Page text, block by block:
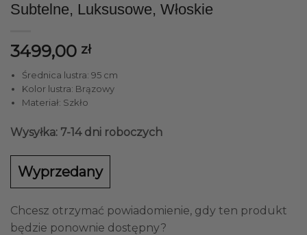
Subtelne, Luksusowe, Włoskie
3499,00 zł
Średnica lustra: 95 cm
Kolor lustra: Brązowy
Materiał: Szkło
Wysyłka: 7-14 dni roboczych
Wyprzedany
Chcesz otrzymać powiadomienie, gdy ten produkt
będzie ponownie dostępny?